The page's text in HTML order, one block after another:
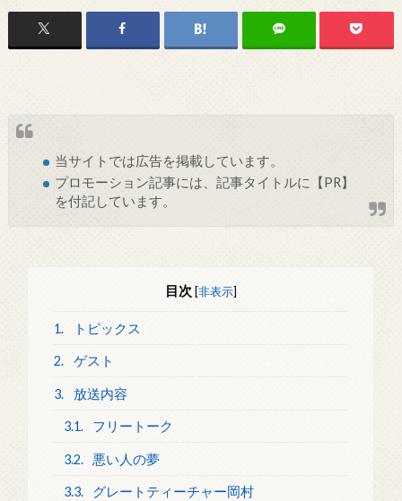
当サイトでは広告を掲載しています。
プロモーション記事には、記事タイトルに【PR】
を付記しています。
目次 [非表示]
1. トピックス
2. ゲスト
3. 放送内容
3.1. フリートーク
3.2. 悪い人の夢
3.3. グレートティーチャー岡村